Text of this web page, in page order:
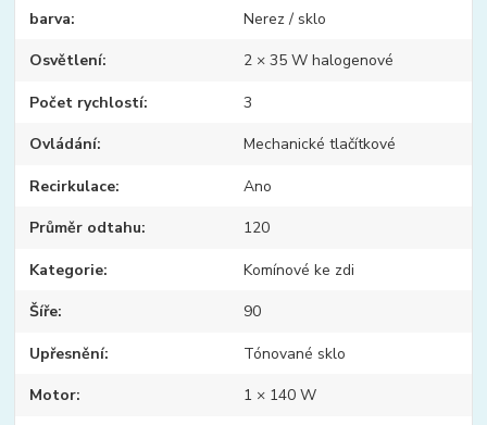
barva Nerez / sklo
Osvětlení 2 × 35 W halogenové
Počet rychlostí 3
Ovládání Mechanické tlačítkové
Recirkulace Ano
Průměr odtahu 120
Kategorie Komínové ke zdi
Šíře 90
Upřesnění Tónované sklo
Motor 1 × 140 W